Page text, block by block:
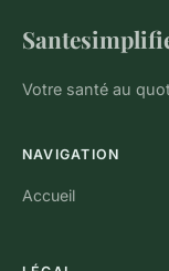
Votre santé au
NAVIGATION
Accueil